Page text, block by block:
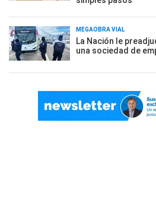
MEGAOBRA VIAL
La Nación le
una sociedad de